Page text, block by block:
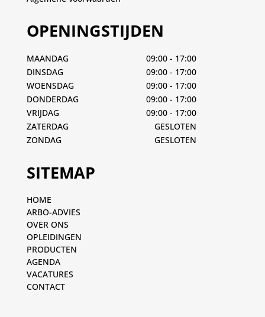
OPENINGSTIJDEN
MAANDAG
09:00 - 17:00
DINSDAG
09:00 - 17:00
WOENSDAG
09:00 - 17:00
DONDERDAG
09:00 - 17:00
VRIJDAG
09:00 - 17:00
ZATERDAG
GESLOTEN
ZONDAG
GESLOTEN
SITEMAP
HOME
ARBO-ADVIES
OVER ONS
OPLEIDINGEN
PRODUCTEN
AGENDA
VACATURES
CONTACT